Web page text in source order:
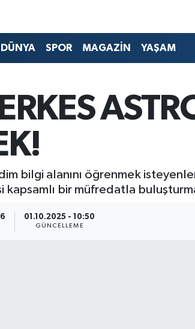
DÜNYA SPOR MAGAZİN YAŞAM
bilgi alanını öğrenmek
bir müfredatla
01.10.2025 - 10:50
GÜNCELLEME